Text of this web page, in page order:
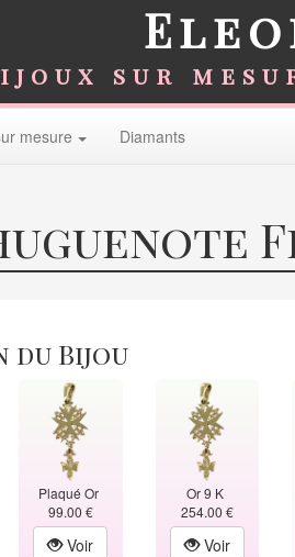
sur
mesure Diamants
du Bijou
Plaqué Or
99.00 €
Voir
Or 9 K
254.00 €
Voir